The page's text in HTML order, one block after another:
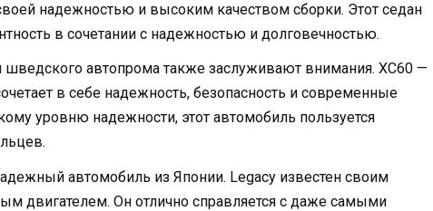
надежностью и высоким качеством сборки. Этот седан
в сочетании с надежностью и долговечностью.
шведского автопрома также заслуживают внимания. XC60 —
в себе надежность, безопасность и современные
уровню надежности, этот автомобиль пользуется
автомобиль из Японии. Legacy известен своим
двигателем. Он отлично справляется с даже самыми